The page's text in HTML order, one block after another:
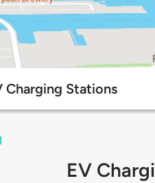
Charging Stations
EV